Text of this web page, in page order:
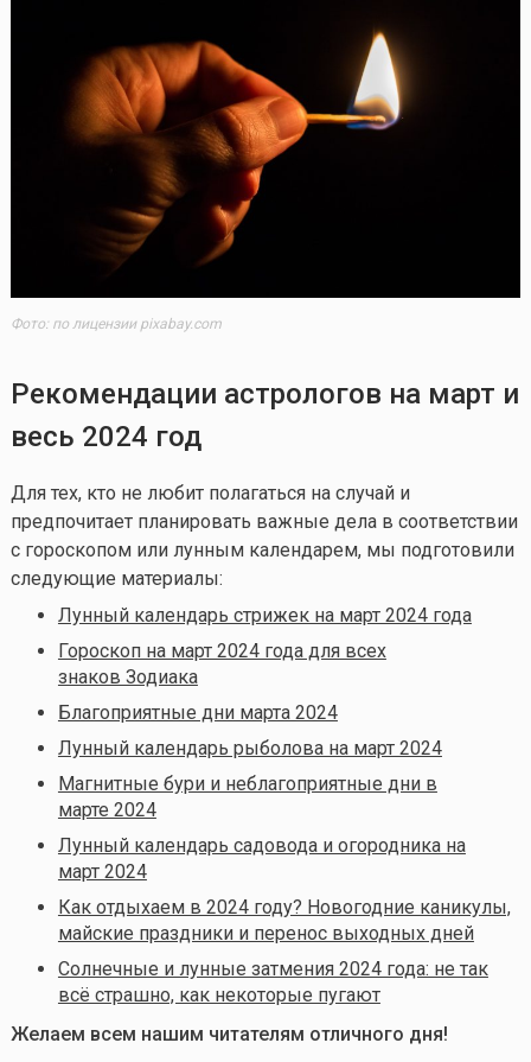
Фото: по лицензии pixabay.com
Рекомендации астрологов на март и
весь 2024 год
Для тех, кто не любит полагаться на случай и
предпочитает планировать важные дела в соответствии
с гороскопом или лунным календарем, мы подготовили
следующие материалы:
Лунный календарь стрижек на март 2024 года
Гороскоп на март 2024 года для всех
знаков Зодиака
Благоприятные дни марта 2024
Лунный календарь рыболова на март 2024
Магнитные бури и неблагоприятные дни в
марте 2024
Лунный календарь садовода и огородника на
март 2024
Как отдыхаем в 2024 году? Новогодние каникулы,
майские праздники и перенос выходных дней
Солнечные и лунные затмения 2024 года: не так
всё страшно, как некоторые пугают
Желаем всем нашим читателям отличного дня!